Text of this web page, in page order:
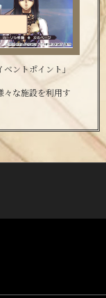
ントポイント」
々な施設を利用す